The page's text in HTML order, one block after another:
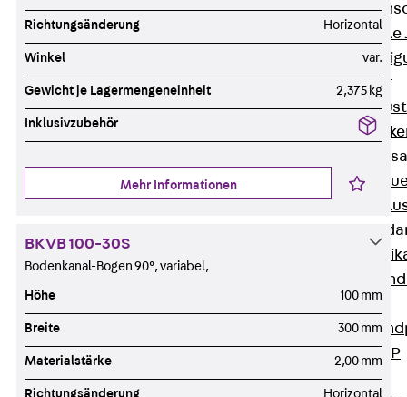
Winkelkonsole
Brüstungsanker
Zurück
Zurück
Attika-
Windposts
Zurück
Windpost JWP
Schallisolation
Richtungsänderung Horizontal
Winkel var.
Gewicht je Lagermengeneinheit 2,375 kg
Inklusivzubehör
Mehr Informationen
BKVB 100-30S
Bodenkanal-Bogen 90°, variabel,
Höhe 100 mm
Breite 300 mm
Materialstärke 2,00 mm
Richtungsänderung Horizontal